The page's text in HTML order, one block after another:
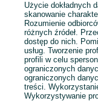
Użycie dokładnych
skanowanie
Rozumienie
różnych źródeł.
dostęp do nich.
usług. Tworzenie
profili w celu
ograniczonych
ograniczonych
treści.
Wykorzystywanie